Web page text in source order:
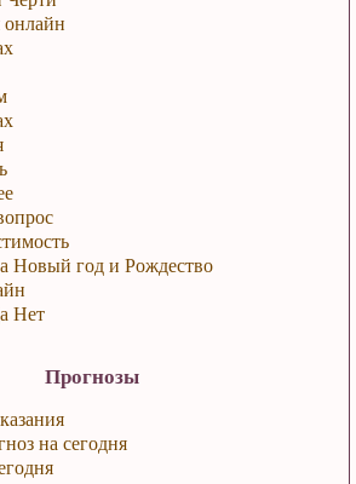
онлайн
Новый год и Рождество
Нет
Прогнозы
на сегодня